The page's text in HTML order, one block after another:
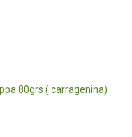
80grs ( carragenina)